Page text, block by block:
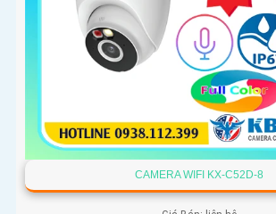
CAMERA WIFI KX-C52D-8